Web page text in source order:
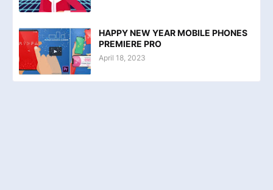
HAPPY NEW YEAR MOBILE PHONES
PREMIERE PRO
April 18, 2023